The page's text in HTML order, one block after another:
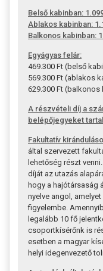
Belső kabinban:
Ablakos kabinban:
Balkonos kabinban:
Egyágyas felár:
469.300 Ft (belső
569.300 Ft (ablakos
629.300 Ft (balkonos
A részvételi díj a
belépőjegyeket
Fakultatív
által szervezett
lehetőség részt
díját az utazás
hogy a hajótársaság
nyelve angol,
figyelembe.
legalább 10 fő
csoportkísérőnk is
esetben a magyar
helyi idegenvezető